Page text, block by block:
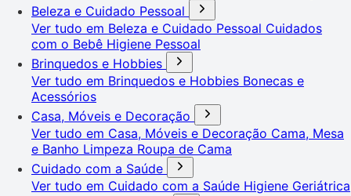
Beleza e Cuidado Pessoal
Ver tudo em Beleza e Cuidado Pessoal Cuidados
com o Bebê Higiene Pessoal
Brinquedos e Hobbies
Ver tudo em Brinquedos e Hobbies Bonecas e
Acessórios
Casa, Móveis e Decoração
Ver tudo em Casa, Móveis e Decoração Cama, Mesa
e Banho Limpeza Roupa de Cama
Cuidado com a Saúde
Ver tudo em Cuidado com a Saúde Higiene Geriátrica